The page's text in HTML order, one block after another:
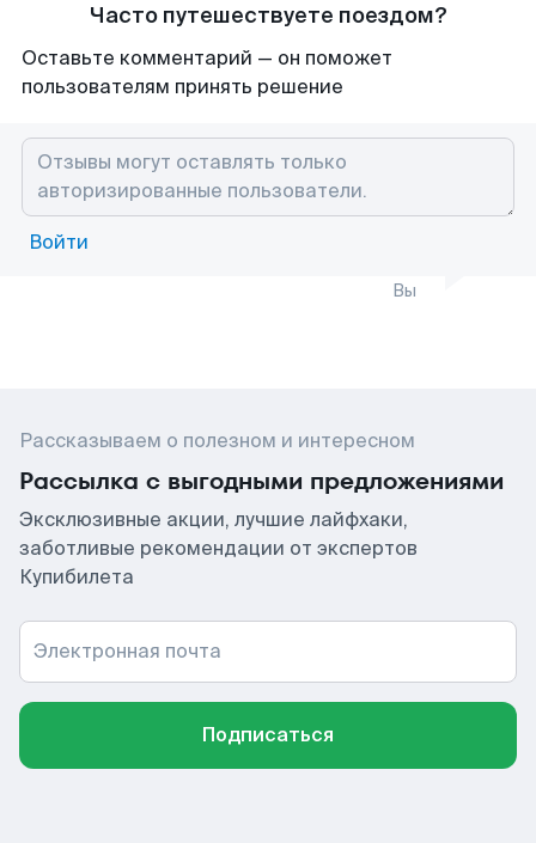
Часто путешествуете поездом?
Оставьте комментарий — он поможет
пользователям принять решение
Войти
Вы
Рассказываем о полезном и интересном
Рассылка с выгодными предложениями
Эксклюзивные акции, лучшие лайфхаки,
заботливые рекомендации от экспертов
Купибилета
Электронная почта
Подписаться